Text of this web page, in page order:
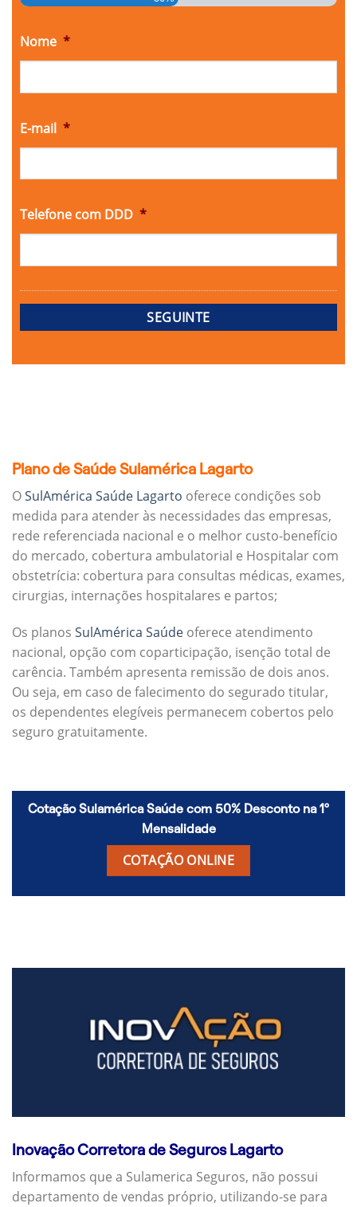
Nome *
E-mail *
Telefone com DDD *
Plano de Saúde Sulamérica Lagarto
OSulAmérica Saúde Lagarto oferece condições sob
medida para atender às necessidades das empresas,
rede referenciada nacional e o melhor custo-benefício
do mercado, cobertura ambulatorial e Hospitalar com
obstetrícia: cobertura para consultas médicas, exames,
cirurgias, internações hospitalares e partos;
Os planos SulAmérica Saúde oferece atendimento
nacional, opção com coparticipação, isenção total de
carência. Também apresenta remissão de dois anos.
Ou seja, em caso de falecimento do segurado titular,
os dependentes elegíveis permanecem cobertos pelo
seguro gratuitamente.
Cotação Sulamérica Saúde com 50% Desconto na 1º
Mensalidade
COTAÇÃO ONLINE
Inovação Corretora de Seguros Lagarto
Informamos que a Sulamerica Seguros, não possui
departamento de vendas próprio, utilizando-se para